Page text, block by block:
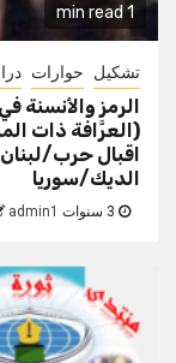
1 min read
تشكيل حوارات
الرمز والأنسنة
(العرَّافة ذات
اقبال حرب/لبنان
الديك/سوريا
admin1